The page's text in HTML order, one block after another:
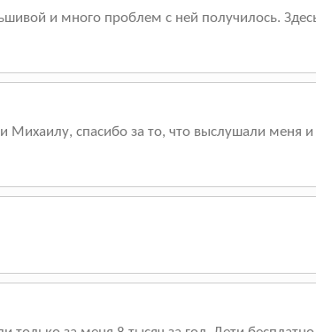
и много проблем с ней получилось.
Михаилу, спасибо за то, что выслушали меня